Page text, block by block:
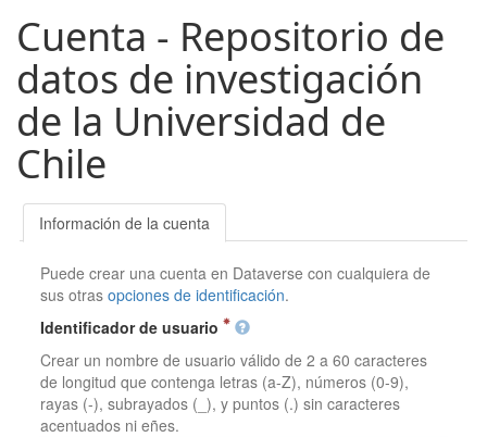
Cuenta - Repositorio de
datos de investigación
de la Universidad de
Chile
Información de la cuenta
Puede crear una cuenta en Dataverse con cualquiera de
sus otrasopciones de identificación.
Identificador de usuario
Crear un nombre de usuario válido de 2 a 60 caracteres
de longitud que contenga letras (a-Z), números (0-9),
rayas (-), subrayados (_), y puntos (.) sin caracteres
acentuados ni eñes.